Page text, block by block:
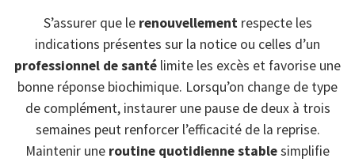
S’assurer que le renouvellementrespecte les
indications présentes sur la notice ou celles d’un
professionnel de santé limite les excès et favorise une
bonne réponse biochimique. Lorsqu’on change de type
de complément, instaurer une pause de deux à trois
semaines peut renforcer l’efficacité de la reprise.
Maintenir une routine quotidienne stablesimplifie